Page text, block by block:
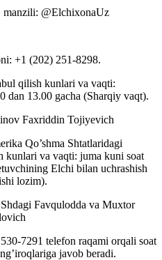
@ElchixonaUz
+1 (202) 251-8298.
qilish kunlari va vaqti:
dan 13.00 gacha (Sharqiy vaqt).
Faxriddin Tojiyevich
Qo’shma Shtatlaridagi
kunlari va vaqti: juma kuni soat
Elchi bilan uchrashish
lozim).
Favqulodda va Muxtor
7291 telefon raqami orqali soat
javob beradi.